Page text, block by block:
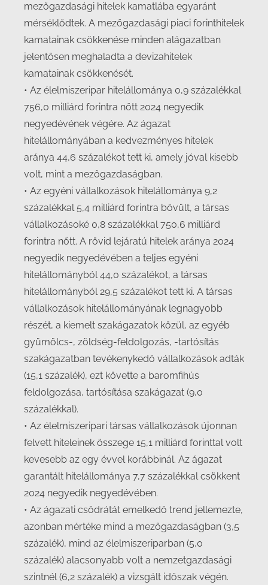
mezőgazdasági hitelek kamatlába egyaránt
mérséklődtek. A mezőgazdasági piaci forinthitelek
kamatainak csökkenése minden alágazatban
jelentősen meghaladta a devizahitelek
kamatainak csökkenését.
• Az élelmiszeripar hitelállománya 0,9 százalékkal
756,0 milliárd forintra nőtt 2024 negyedik
negyedévének végére. Az ágazat
hitelállományában a kedvezményes hitelek
aránya 44,6 százalékot tett ki, amely jóval kisebb
volt, mint a mezőgazdaságban.
• Az egyéni vállalkozások hitelállománya 9,2
százalékkal 5,4 milliárd forintra bővült, a társas
vállalkozásoké 0,8 százalékkal 750,6 milliárd
forintra nőtt. A rövid lejáratú hitelek aránya 2024
negyedik negyedévében a teljes egyéni
hitelállományból 44,0 százalékot, a társas
hitelállományból 29,5 százalékot tett ki. A társas
vállalkozások hitelállományának legnagyobb
részét, a kiemelt szakágazatok közül, az egyéb
gyümölcs-, zöldség-feldolgozás, -tartósítás
szakágazatban tevékenykedő vállalkozások adták
(15,1 százalék), ezt követte a baromfihús
feldolgozása, tartósítása szakágazat (9,0
százalékkal).
• Az élelmiszeripari társas vállalkozások újonnan
felvett hiteleinek összege 15,1 milliárd forinttal volt
kevesebb az egy évvel korábbinál. Az ágazat
garantált hitelállománya 7,7 százalékkal csökkent
2024 negyedik negyedévében.
• Az ágazati csődrátát emelkedő trend jellemezte,
azonban mértéke mind a mezőgazdaságban (3,5
százalék), mind az élelmiszeriparban (5,0
százalék) alacsonyabb volt a nemzetgazdasági
szintnél (6,2 százalék) a vizsgált időszak végén.